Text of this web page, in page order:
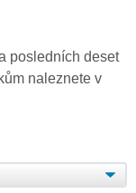
posledních deset
naleznete v